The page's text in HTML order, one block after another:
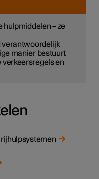
hulpmiddelen – ze
verantwoordelijk
manier bestuurt
verkeersregels en